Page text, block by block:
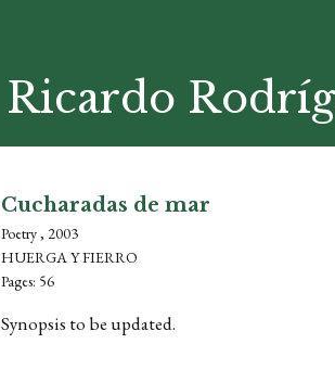
Ricardo
Cucharadas de mar
Poetry , 2003
HUERGA Y FIERRO
Pages: 56
Synopsis to be updated.